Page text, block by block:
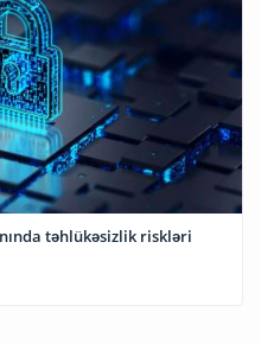
təhlükəsizlik riskləri